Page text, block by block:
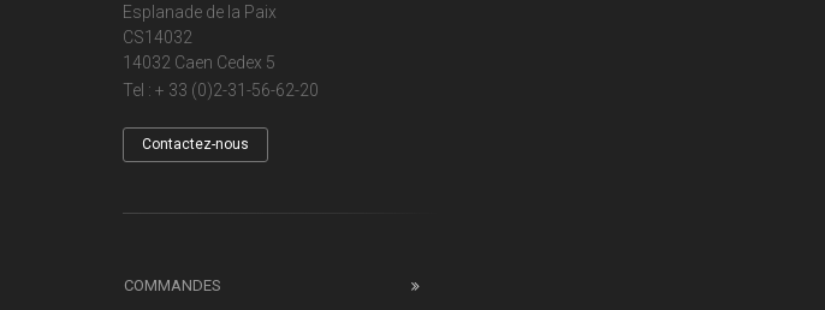
Esplanade de la Paix
CS14032
14032 Caen Cedex 5
Tel : + 33 (0)2-31-56-62-20
Contactez-nous
COMMANDES